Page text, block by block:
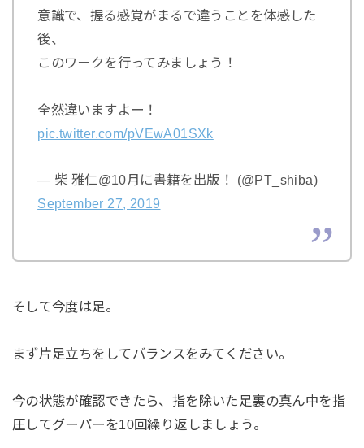
意識で、握る感覚がまるで違うことを体感した
後、
このワークを行ってみましょう！
全然違いますよー！
pic.twitter.com/pVEwA01SXk
— 柴 雅仁@10月に書籍を出版！ (@PT_shiba)
September 27, 2019
そして今度は足。
まず片足立ちをしてバランスをみてください。
今の状態が確認できたら、指を除いた足裏の真ん中を指
圧してグーパーを10回繰り返しましょう。